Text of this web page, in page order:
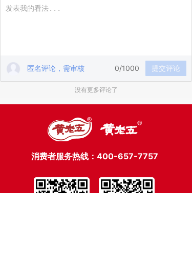
匿名评论，需审核 0/1000 提交评论
没有更多评论了
消费者服务热线： 400-657-7757